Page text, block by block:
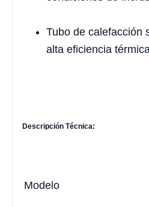
Tubo de calefacción
alta eficiencia
Descripción Técnica:
Modelo